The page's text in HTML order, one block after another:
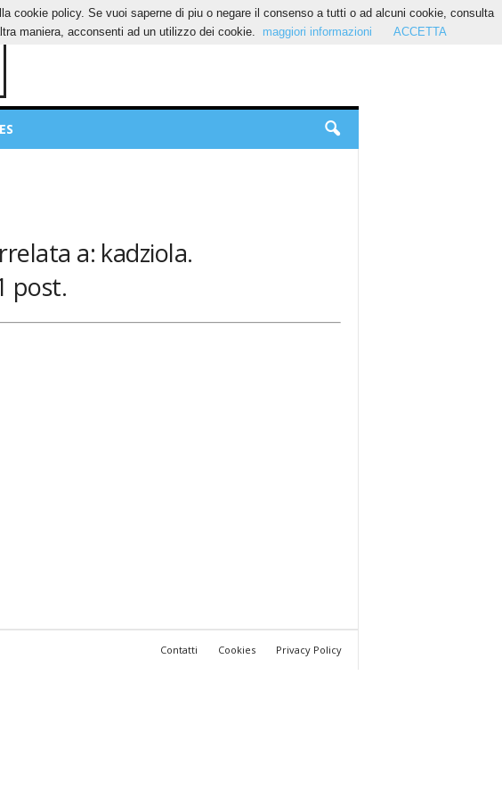
a: kadziola.
post.
Contatti Cookies Privacy Policy
policy. Se vuoi saperne di piu o negare il consenso a tutti o ad alcuni cookie, consulta
maniera, acconsenti ad un utilizzo dei cookie.
maggiori informazioni ACCETTA